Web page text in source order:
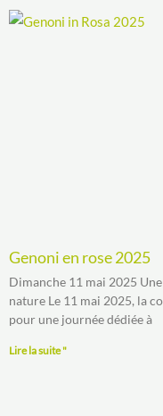
Genoni en rose 2025
Dimanche 11 mai 2025
nature Le 11 mai 2025, la
pour une journée dédiée à
Lire la suite "